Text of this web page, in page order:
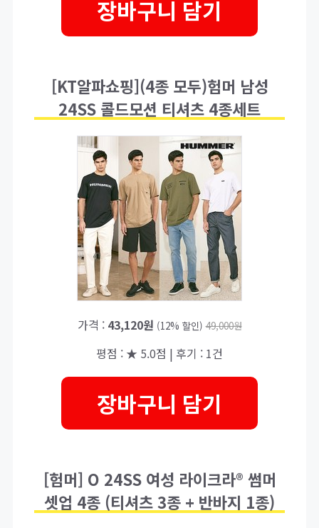
장바구니 담기
[KT알파쇼핑](4종 모두)험머 남성
24SS 콜드모션 티셔츠 4종세트
가격 : 43,120원 (12% 할인) 49,000원
평점 : ★ 5.0점 | 후기 : 1건
장바구니 담기
[험머] O 24SS 여성 라이크라® 썸머
셋업 4종 (티셔츠 3종 + 반바지 1종)